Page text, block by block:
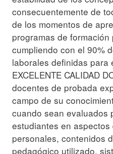
consecuentemente de
de los momentos de
programas de
cumpliendo con el 90%
laborales definidas para
EXCELENTE CALIDAD
docentes de probada
campo de su
cuando sean evaluados
estudiantes en
personales, contenidos
pedagógico utilizado,